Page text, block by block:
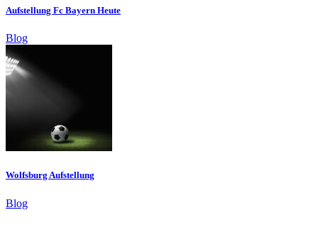
Aufstellung Fc Bayern Heute
Blog
Wolfsburg Aufstellung
Blog